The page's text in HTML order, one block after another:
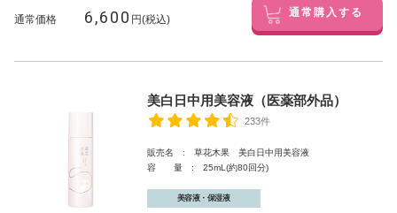
通常価格 6,600 円(税込) 通常購入する
美白日中用美容液（医薬部外品）
233件
販売名 : 草花木果 美白日中用美容液
容 量 : 25mL(約80回分)
美容液・保湿液